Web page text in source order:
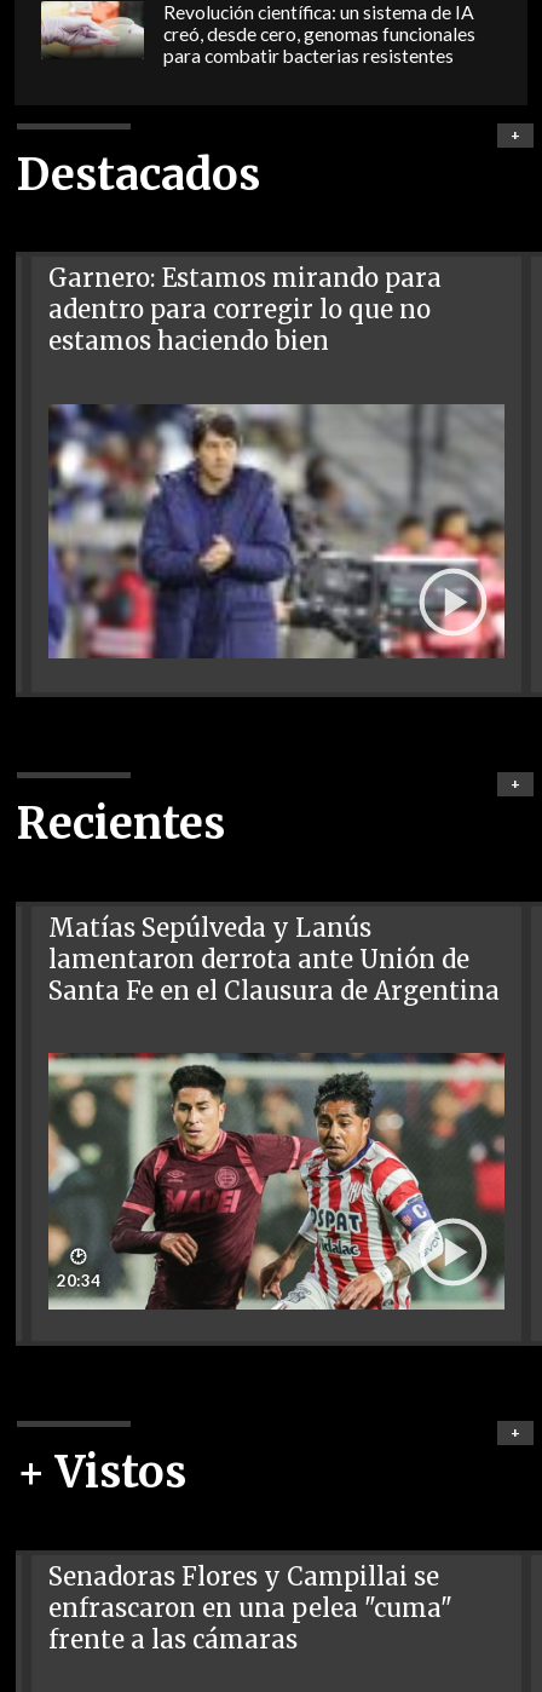
Revolución científica: un sistema de IA
creó, desde cero, genomas funcionales
para combatir bacterias resistentes
Destacados
+
Garnero: Estamos mirando para
adentro para corregir lo que no
estamos haciendo bien
Recientes
+
Matías Sepúlveda y Lanús
lamentaron derrota ante Unión de
Santa Fe en el Clausura de Argentina
🕑
20:34
+ Vistos
+
Senadoras Flores y Campillai se
enfrascaron en una pelea "cuma"
frente a las cámaras